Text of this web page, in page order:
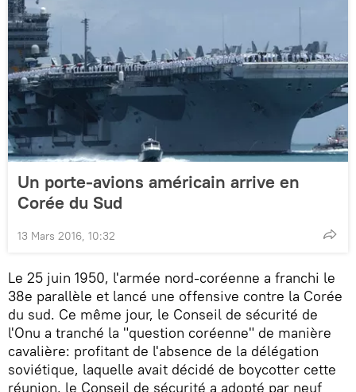
Un porte-avions américain arrive en
Corée du Sud
13 Mars 2016, 10:32
Le 25 juin 1950, l'armée nord-coréenne a franchi le
38e parallèle et lancé une offensive contre la Corée
du sud. Ce même jour, le Conseil de sécurité de
l'Onu a tranché la "question coréenne" de manière
cavalière: profitant de l'absence de la délégation
soviétique, laquelle avait décidé de boycotter cette
réunion, le Conseil de sécurité a adopté par neuf